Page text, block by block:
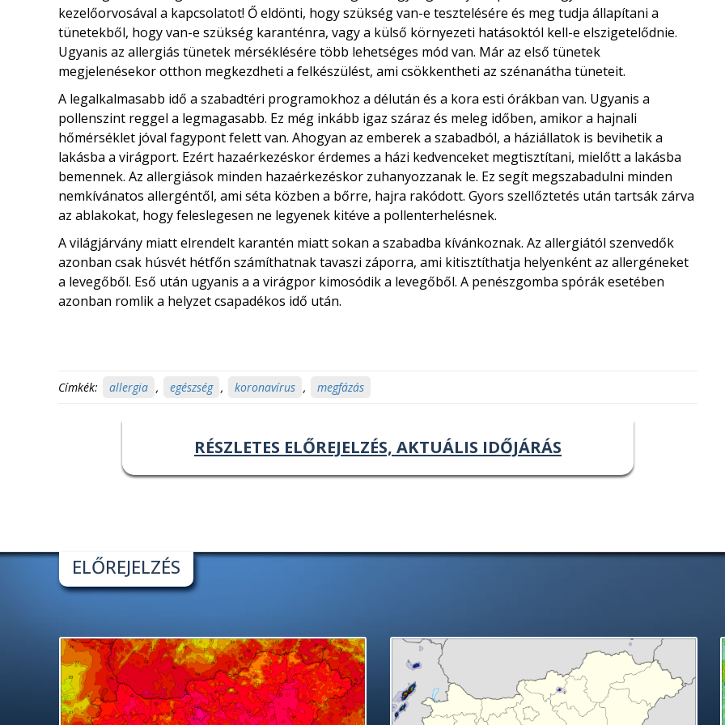
kezelőorvosával a kapcsolatot! Ő eldönti, hogy szükség van-e tesztelésére és meg tudja állapítani a
tünetekből, hogy van-e szükség karanténra, vagy a külső környezeti hatásoktól kell-e elszigetelődnie.
Ugyanis az allergiás tünetek mérséklésére több lehetséges mód van. Már az első tünetek
megjelenésekor otthon megkezdheti a felkészülést, ami csökkentheti az szénanátha tüneteit.
A legalkalmasabb idő a szabadtéri programokhoz a délután és a kora esti órákban van. Ugyanis a
pollenszint reggel a legmagasabb. Ez még inkább igaz száraz és meleg időben, amikor a hajnali
hőmérséklet jóval fagypont felett van. Ahogyan az emberek a szabadból, a háziállatok is bevihetik a
lakásba a virágport. Ezért hazaérkezéskor érdemes a házi kedvenceket megtisztítani, mielőtt a lakásba
bemennek. Az allergiások minden hazaérkezéskor zuhanyozzanak le. Ez segít megszabadulni minden
nemkívánatos allergéntől, ami séta közben a bőrre, hajra rakódott. Gyors szellőztetés után tartsák zárva
az ablakokat, hogy feleslegesen ne legyenek kitéve a pollenterhelésnek.
A világjárvány miatt elrendelt karantén miatt sokan a szabadba kívánkoznak. Az allergiától szenvedők
azonban csak húsvét hétfőn számíthatnak tavaszi záporra, ami kitisztíthatja helyenként az allergéneket
a levegőből. Eső után ugyanis a a virágpor kimosódik a levegőből. A penészgomba spórák esetében
azonban romlik a helyzet csapadékos idő után.
Címkék: allergia , egészség , koronavírus , megfázás
RÉSZLETES ELŐREJELZÉS, AKTUÁLIS IDŐJÁRÁS
ELŐREJELZÉS